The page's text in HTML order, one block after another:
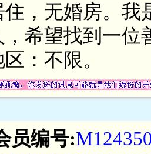
，无婚房。我
希望找到一位
：不限。
员编号: